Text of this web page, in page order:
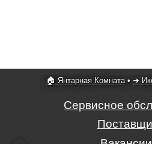
🏠 Янтарная Комната• ➜
Сервисное